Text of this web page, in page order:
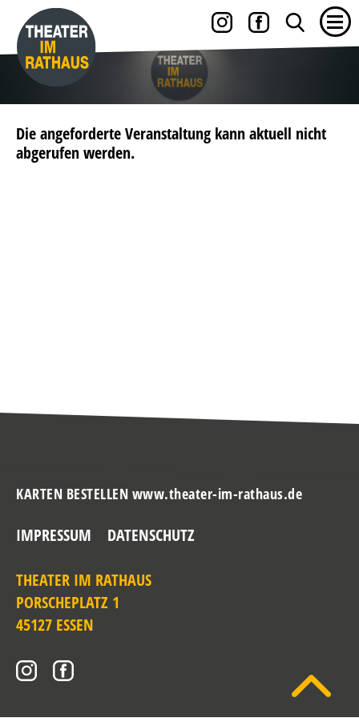
Die angeforderte Veranstaltung kann aktuell nicht
abgerufen werden.
KARTEN BESTELLEN www.theater-im-rathaus.de
IMPRESSUM DATENSCHUTZ
THEATER IM RATHAUS
PORSCHEPLATZ 1
45127 ESSEN